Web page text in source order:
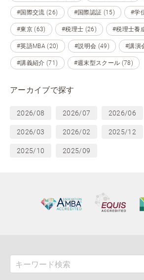
#国際交流 (26) #国際認証 (15) #学
#東京 (63) #税理士 (26) #税理士養
#英語MBA (20) #説明会 (49) #講演
#講義紹介 (71) #週末型スクール (78)
アーカイブで探す
2026/08 2026/07 2026/06
2026/03 2026/02 2025/12
2025/10 2025/09